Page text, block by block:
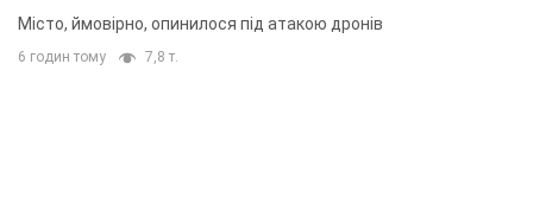
Місто, ймовірно, опинилося під атакою дронів
6 годин тому 7,8 т.